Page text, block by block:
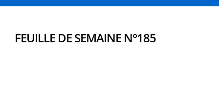
FEUILLE DE SEMAINE N°185